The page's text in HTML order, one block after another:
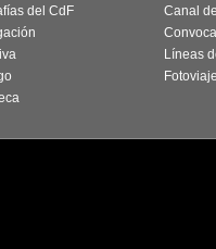
del CdF
Canal
Líneas